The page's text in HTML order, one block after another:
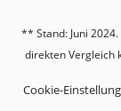
** Stand: Juni
direkten Vergleich
Cookie-